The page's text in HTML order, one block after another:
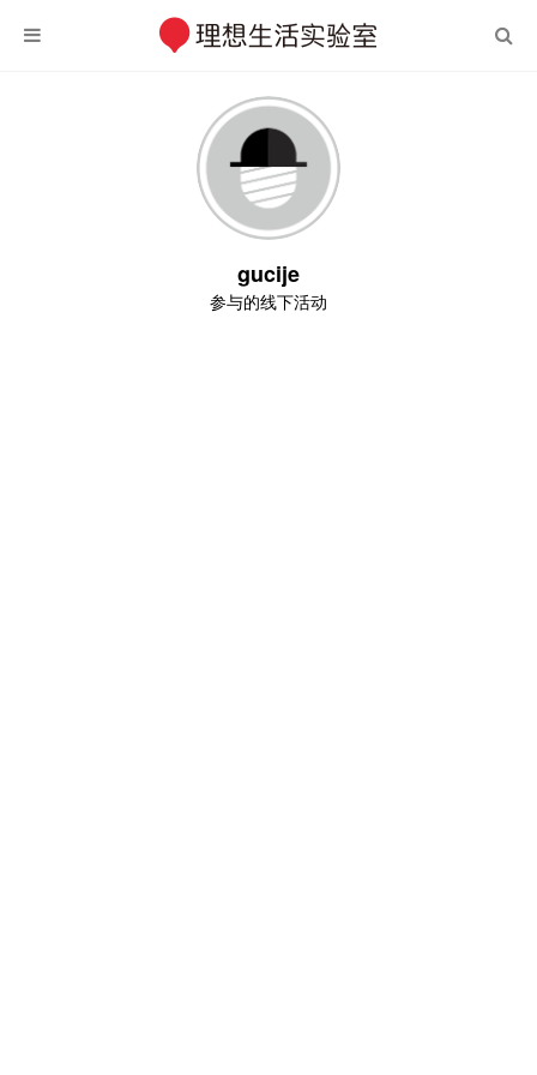
gucije
参与的线下活动